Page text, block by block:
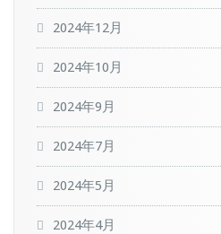
2024年12月
2024年10月
2024年9月
2024年7月
2024年5月
2024年4月